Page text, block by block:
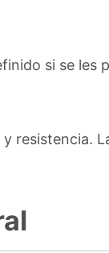
si se les
resistencia.